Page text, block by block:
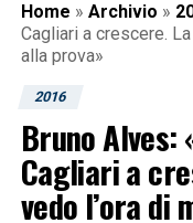
Home » Archivio »
Cagliari a crescere.
alla prova»
2016
Bruno
Cagliari a
vedo l’ora di